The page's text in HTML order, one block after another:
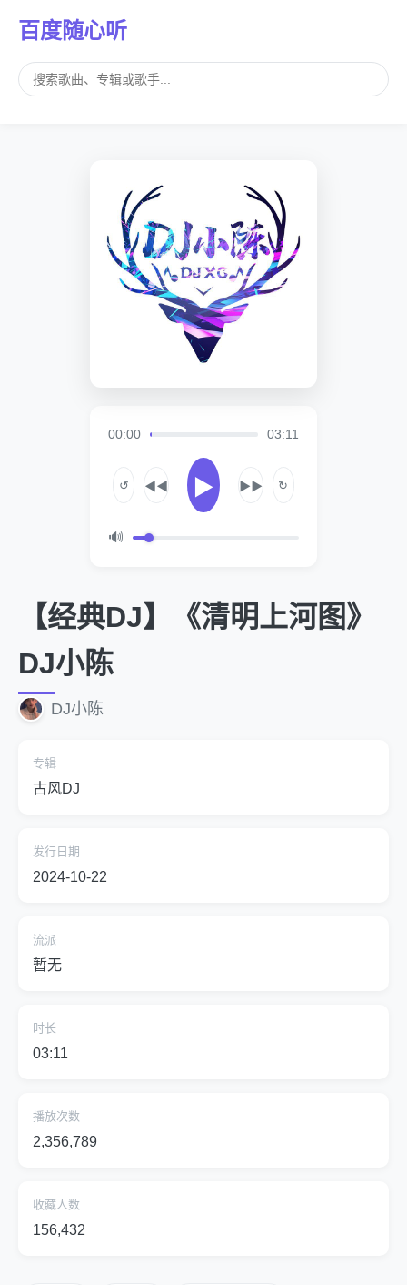
百度随心听
00:00 03:11
↺ ◀◀ ▶ ▶▶ ↻
🔊
【经典DJ】《清明上河图》
DJ小陈
DJ小陈
专辑
古风DJ
发行日期
2024-10-22
流派
暂无
时长
03:11
播放次数
2,356,789
收藏人数
156,432